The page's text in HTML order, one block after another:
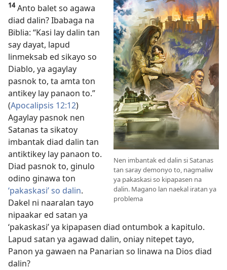
Nen imbantak ed dalin si Satanas
tan saray demonyo to, nagmaliw
ya pakaskasi so kipapasen na
dalin. Magano lan naekal iratan ya
problema
14Anto balet so agawa
diad dalin? Ibabaga na
Biblia: “Kasi lay dalin tan
say dayat, lapud
linmeksab ed sikayo so
Diablo, ya agaylay
pasnok to, ta amta ton
antikey lay panaon to.”
(Apocalipsis 12:12)
Agaylay pasnok nen
Satanas ta sikatoy
imbantak diad dalin tan
antiktikey lay panaon to.
Diad pasnok to, ginulo
odino ginawa ton
‘pakaskasi’ so dalin.
Dakel ni naaralan tayo
nipaakar ed satan ya
‘pakaskasi’ ya kipapasen diad ontumbok a kapitulo.
Lapud satan ya agawad dalin, oniay nitepet tayo,
Panon ya gawaen na Panarian so linawa na Dios diad
dalin?